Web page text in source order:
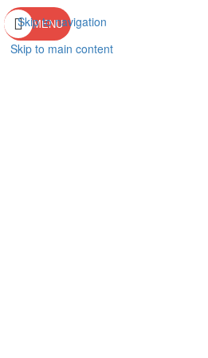
Skip to navigation
Skip to main content
MENU